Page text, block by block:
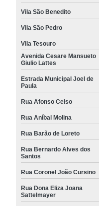
Vila São Benedito
Vila São Pedro
Vila Tesouro
Avenida Cesare Mansueto
Giulio Lattes
Estrada Municipal Joel de
Paula
Rua Afonso Celso
Rua Aníbal Molina
Rua Barão de Loreto
Rua Bernardo Alves dos
Santos
Rua Coronel João Cursino
Rua Dona Eliza Joana
Sattelmayer